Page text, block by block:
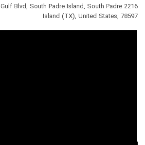
2216 Gulf Blvd, South Padre Island, South Padre
Island (TX), United States, 78597